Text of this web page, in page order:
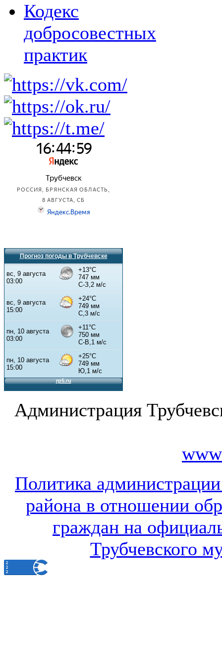
Кодекс
добросовестных
практик
Прогноз погоды в Трубчевске
Администрация
Политика
района в отношении
граждан на
Трубчевского